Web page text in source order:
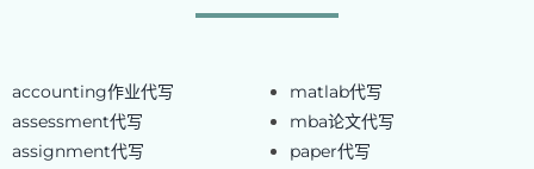
accounting作业代写
assessment代写
assignment代写
matlab代写
mba论文代写
paper代写